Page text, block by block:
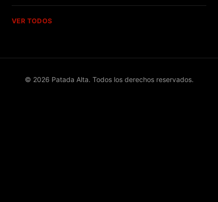
VER TODOS
© 2026 Patada Alta. Todos los derechos reservados.